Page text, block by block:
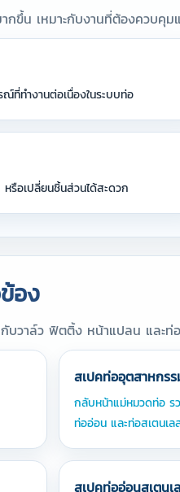
ขึ้น เหมาะกับงานที่ต้องควบคุ
ที่ทำงานต่อเนื่องในระบบท่อ
รือเปลี่ยนชิ้นส่วนได้สะดวก
อง
บวาล์ว ฟิตติ้ง หน้าแปลน และ
สเปคท่ออุตสาหกร
กลับหน้าแม่หมวดท่อ ร
ท่ออ่อน และท่อสเตนเล
สเปคท่ออ่อนสเตน